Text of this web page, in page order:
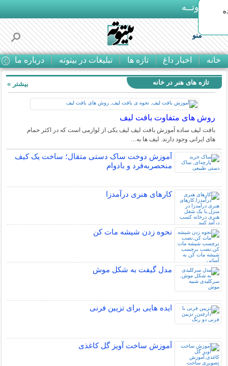
بـیتوتــه
منو
خانه اخبار داغ تازه ها تبلیغات در بیتوته درباره ما
تازه های هنر در خانه
روش های متفاوت بافت لیف
بافت لیف ساده آموزش بافت لیف لیف یکی از لوازمی است که در اکثر حمام
های ایرانی وجود دارند. لیف ها به…
آموزش دوخت ساک دستی متقال؛ ساخت یک کیف
منحصربه‌فرد و بادوام
کارهای هنری درآمدزا
نحوه زدن شیشه مات کن
مدل گیفت به شکل موش
ایده هایی برای تزیین فرنی
آموزش ساخت آویز گل کاغذی
بیشتر »